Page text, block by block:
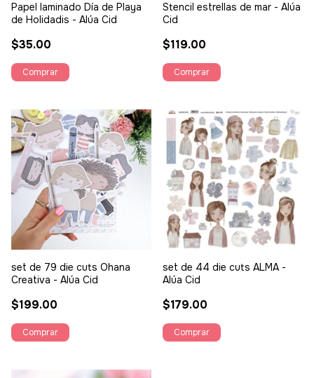
Papel laminado Día de Playa
de Holidadis - Alúa Cid
$35.00
Stencil estrellas de mar - Alúa
Cid
$119.00
set de 79 die cuts Ohana
Creativa - Alúa Cid
$199.00
set de 44 die cuts ALMA -
Alúa Cid
$179.00